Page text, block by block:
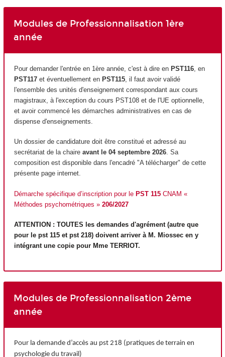
Modules de Professionnalisation 1ère
année
Pour demander l'entrée en 1ère année, c'est à dire en PST116 , en
PST117 et éventuellement en PST115 , il faut avoir validé
l'ensemble des unités d'enseignement correspondant aux cours
magistraux, à l'exception du cours PST108 et de l'UE optionnelle,
et avoir commencé les démarches administratives en cas de
dispense d'enseignements.
Un dossier de candidature doit être constitué et adressé au
secrétariat de la chaire avant le 04 septembre 2026. Sa
composition est disponible dans l'encadré "A télécharger" de cette
présente page internet.
Démarche spécifique d’inscription pour le PST 115 CNAM «
Méthodes psychométriques » 206/2027
ATTENTION : TOUTES les demandes d'agrément(autre que
pour le pst 115 et pst 218) doivent arriver à M. Miossec en y
intégrant une copie pour Mme TERRIOT.
Modules de Professionnalisation 2ème
année
Pour la demande d’accès au pst 218 (pratiques de terrain en
psychologie du travail)